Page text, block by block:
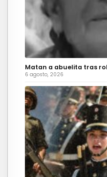
Matan a abuelita tras
6 agosto, 2026